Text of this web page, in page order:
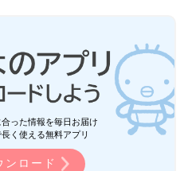
った情報を毎日お届け
く使える無料アプリ
ンロード